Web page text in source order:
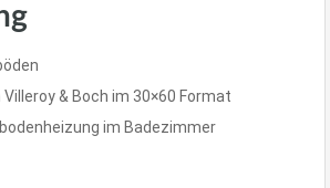
Villeroy & Boch im 30×60 Format
im Badezimmer